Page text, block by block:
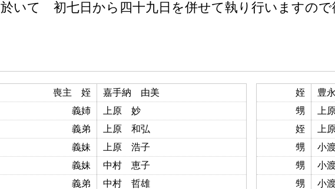
於いて 初七日から四十九日を併せて執り行いますので
喪主 姪
嘉手納 由美
義姉
上原 妙
義弟
上原 和弘
義妹
上原 浩子
義妹
中村 恵子
義弟
中村 哲雄
姪
豊
甥
上
姪
上
甥
小
甥
小
甥
小